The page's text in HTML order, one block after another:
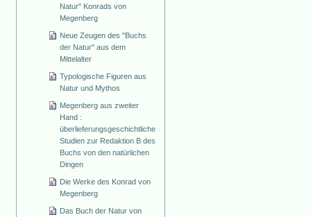
Natur" Konrads von
Megenberg
Neue Zeugen des "Buchs
der Natur" aus dem
Mittelalter
Typologische Figuren aus
Natur und Mythos
Megenberg aus zweiter
Hand :
überlieferungsgeschichtliche
Studien zur Redaktion B des
Buchs von den natürlichen
Dingen
Die Werke des Konrad von
Megenberg
Das Buch der Natur von